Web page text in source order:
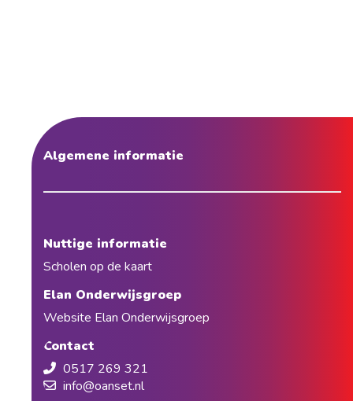
Algemene informatie
Nuttige informatie
Scholen op de kaart
Elan Onderwijsgroep
Website Elan Onderwijsgroep
Contact
0517 269 321
info@oanset.nl